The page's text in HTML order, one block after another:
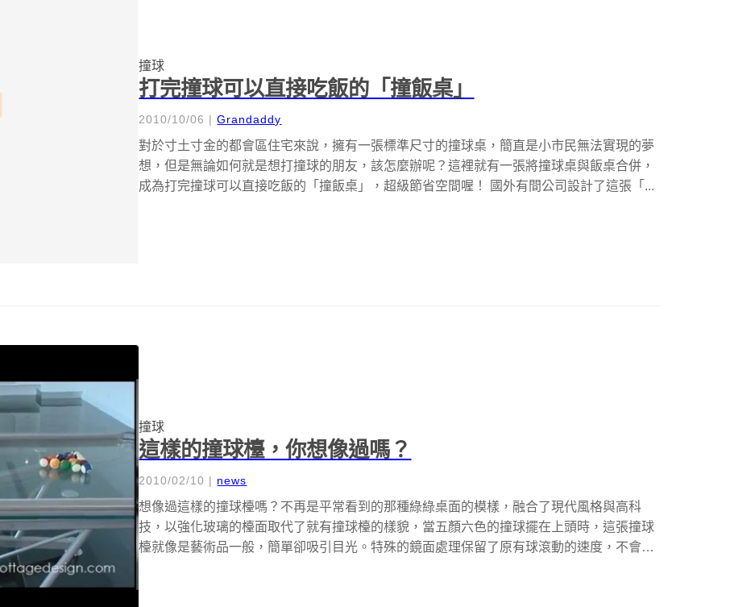
撞球
打完撞球可以直接吃飯的「撞飯桌」
2010/10/06 |Grandaddy
對於寸土寸金的都會區住宅來說，擁有一張標準尺寸的撞球桌，簡直是小市民無法實現的夢
想，但是無論如何就是想打撞球的朋友，該怎麼辦呢？這裡就有一張將撞球桌與飯桌合併，
成為打完撞球可以直接吃飯的「撞飯桌」，超級節省空間喔！ 國外有間公司設計了這張「...
撞球
這樣的撞球檯，你想像過嗎？
2010/02/10 | news
想像過這樣的撞球檯嗎？不再是平常看到的那種綠綠桌面的模樣，融合了現代風格與高科
技，以強化玻璃的檯面取代了就有撞球檯的樣貌，當五顏六色的撞球擺在上頭時，這張撞球
檯就像是藝術品一般，簡單卻吸引目光。特殊的鏡面處理保留了原有球滾動的速度，不會因